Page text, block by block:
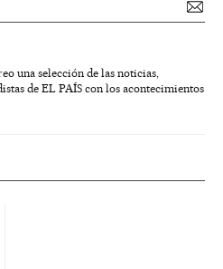
una selección de las noticias,
de EL PAÍS con los acontecimientos